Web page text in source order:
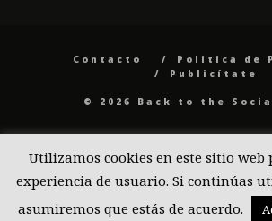
Contacto
Politica de
Publicítate
© 2026 Back to the
Utilizamos cookies en este sitio
experiencia de usuario. Si continúas
asumiremos que estás de acuerdo.